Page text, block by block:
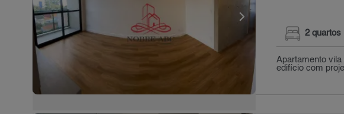
2 quartos
Apartamento vila
edifício com